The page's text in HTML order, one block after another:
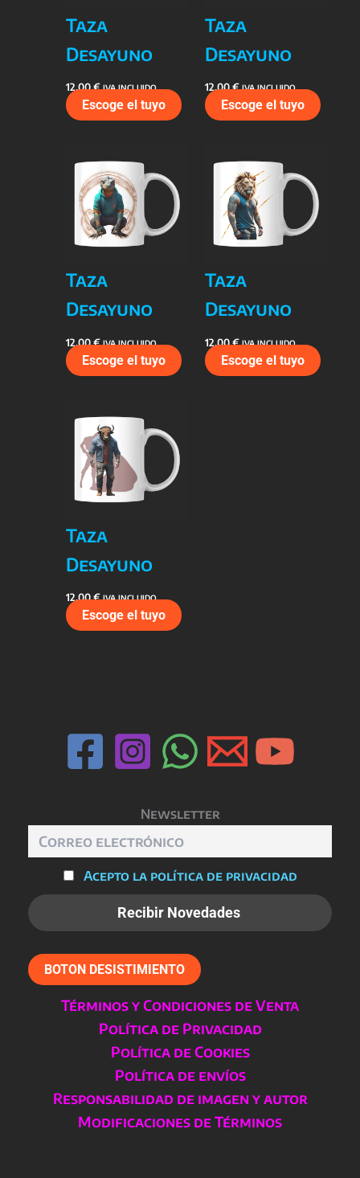
Taza
Desayuno
12,00€ IVA INCLUIDO
Escoge el tuyo
Taza
Desayuno
12,00€ IVA INCLUIDO
Escoge el tuyo
Taza
Desayuno
12,00€ IVA INCLUIDO
Escoge el tuyo
Taza
Desayuno
12,00€ IVA INCLUIDO
Escoge el tuyo
Taza
Desayuno
12,00€ IVA INCLUIDO
Escoge el tuyo
Newsletter
Acepto la política de privacidad
BOTON DESISTIMIENTO
Términos y Condiciones de Venta
Política de Privacidad
Política de Cookies
Política de envíos
Responsabilidad de imagen y autor
Modificaciones de Términos